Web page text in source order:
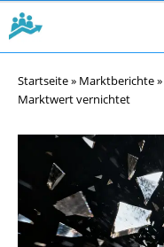
Startseite» Marktberichte»
Marktwert vernichtet